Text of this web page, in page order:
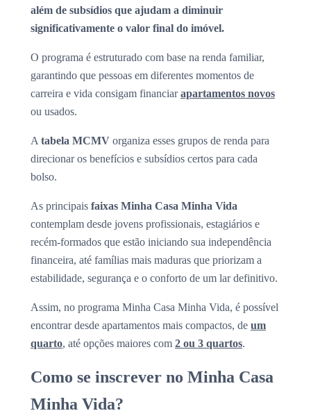
além de subsídios que ajudam a diminuir
significativamente o valor final do imóvel.
O programa é estruturado com base na renda familiar,
garantindo que pessoas em diferentes momentos de
carreira e vida consigam financiarapartamentos novos
ou usados.
A tabela MCMV organiza esses grupos de renda para
direcionar os benefícios e subsídios certos para cada
bolso.
As principais faixas Minha Casa Minha Vida
contemplam desde jovens profissionais, estagiários e
recém-formados que estão iniciando sua independência
financeira, até famílias mais maduras que priorizam a
estabilidade, segurança e o conforto de um lar definitivo.
Assim, no programa Minha Casa Minha Vida, é possível
encontrar desde apartamentos mais compactos, de um
quarto, até opções maiores com 2 ou 3 quartos.
Como se inscrever no Minha Casa
Minha Vida?